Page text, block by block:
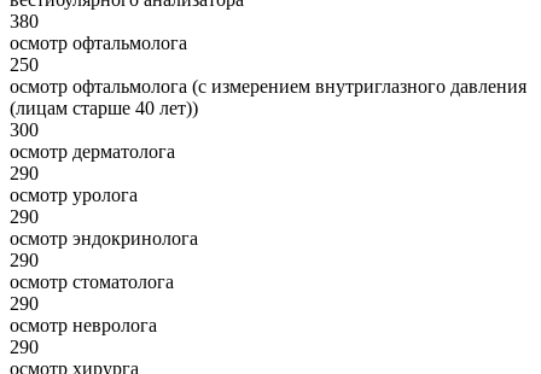
380
осмотр офтальмолога
250
осмотр офтальмолога (с измерением внутриглазного давления
(лицам старше 40 лет))
300
осмотр дерматолога
290
осмотр уролога
290
осмотр эндокринолога
290
осмотр стоматолога
290
осмотр невролога
290
осмотр хирурга